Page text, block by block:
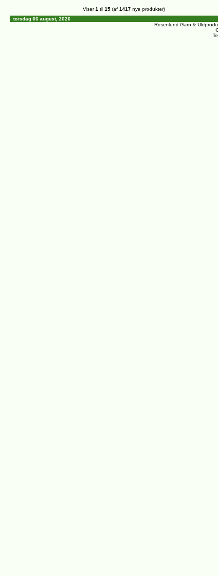
Viser1 til 15 (af 1417 nye produkter)
torsdag 06 august, 2026
Rosenlund Garn &